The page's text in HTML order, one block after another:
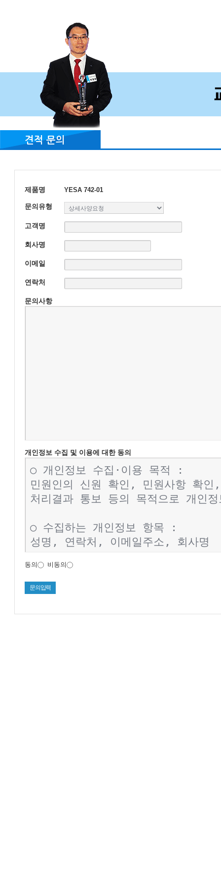
견적 문의
제품명 YESA 742-01
문의유형
고객명
회사명
이메일
연락처
문의사항
개인정보 수집 및 이용에 대한 동의
동의 비동의